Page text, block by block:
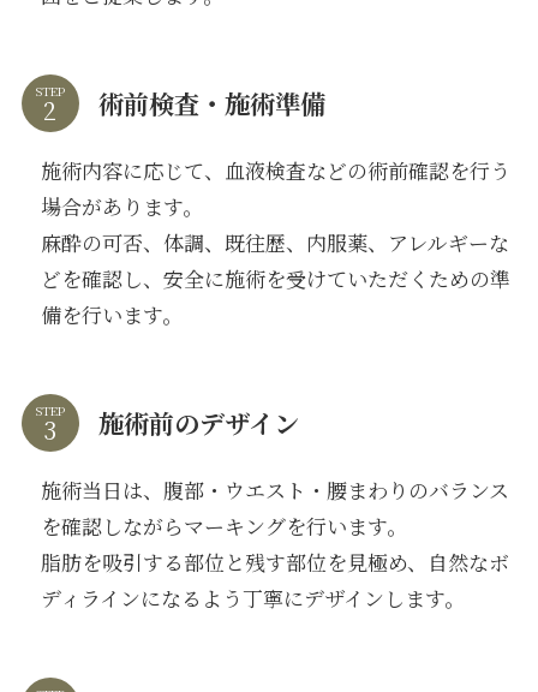
STEP 術前検査・施術準備
施術内容に応じて、血液検査などの術前確認を行う
場合があります。
麻酔の可否、体調、既往歴、内服薬、アレルギーな
どを確認し、安全に施術を受けていただくための準
備を行います。
STEP 施術前のデザイン
施術当日は、腹部・ウエスト・腰まわりのバランス
を確認しながらマーキングを行います。
脂肪を吸引する部位と残す部位を見極め、自然なボ
ディラインになるよう丁寧にデザインします。